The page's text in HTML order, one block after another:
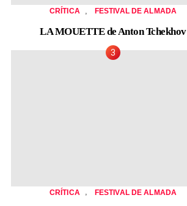
CRÍTICA FESTIVAL DE ALMADA
LA MOUETTE de Anton Tchekhov
CRÍTICA FESTIVAL DE ALMADA